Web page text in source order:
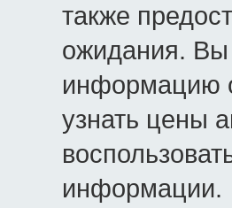
также
ожидания.
информацию
узнать цены